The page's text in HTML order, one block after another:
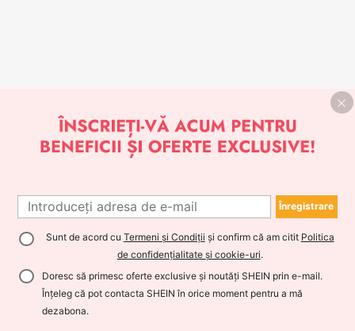
Înregistrare
Sunt de acord cu Termeni și Condiții și confirm că am citit Politica
de confidențialitate și cookie-uri.
Doresc să primesc oferte exclusive și noutăți SHEIN prin e-mail.
Înțeleg că pot contacta SHEIN în orice moment pentru a mă
dezabona.